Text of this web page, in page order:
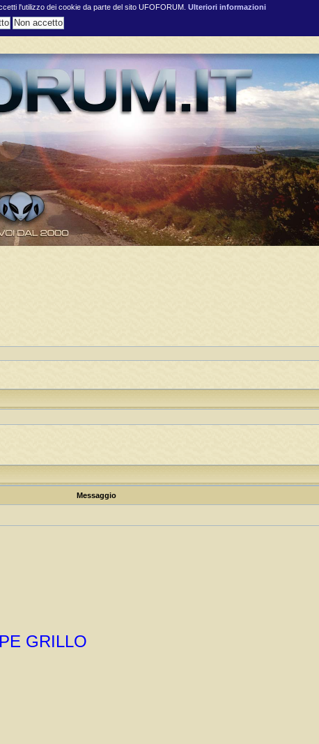
l'utilizzo dei cookie da parte del sito UFOFORUM. Ulteriori informazioni
Messaggio
GRILLO